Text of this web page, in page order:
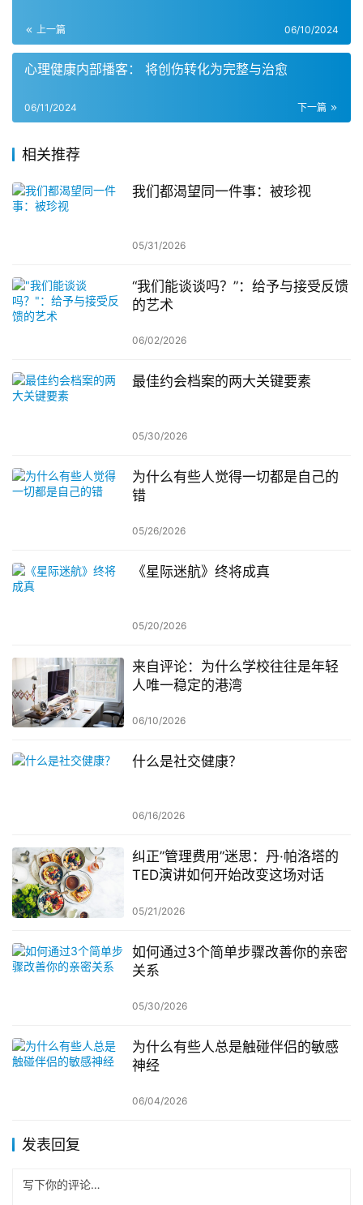
上一篇 06/10/2024
心理健康内部播客： 将创伤转化为完整与治愈
下一篇
06/11/2024
相关推荐
我们都渴望同一件事：被珍视
05/31/2026
“我们能谈谈吗？”：给予与接受反馈
的艺术
06/02/2026
最佳约会档案的两大关键要素
05/30/2026
为什么有些人觉得一切都是自己的
错
05/26/2026
《星际迷航》终将成真
05/20/2026
来自评论：为什么学校往往是年轻
人唯一稳定的港湾
06/10/2026
什么是社交健康？
06/16/2026
纠正”管理费用”迷思：丹·帕洛塔的
TED演讲如何开始改变这场对话
05/21/2026
如何通过3个简单步骤改善你的亲密
关系
05/30/2026
为什么有些人总是触碰伴侣的敏感
神经
06/04/2026
发表回复